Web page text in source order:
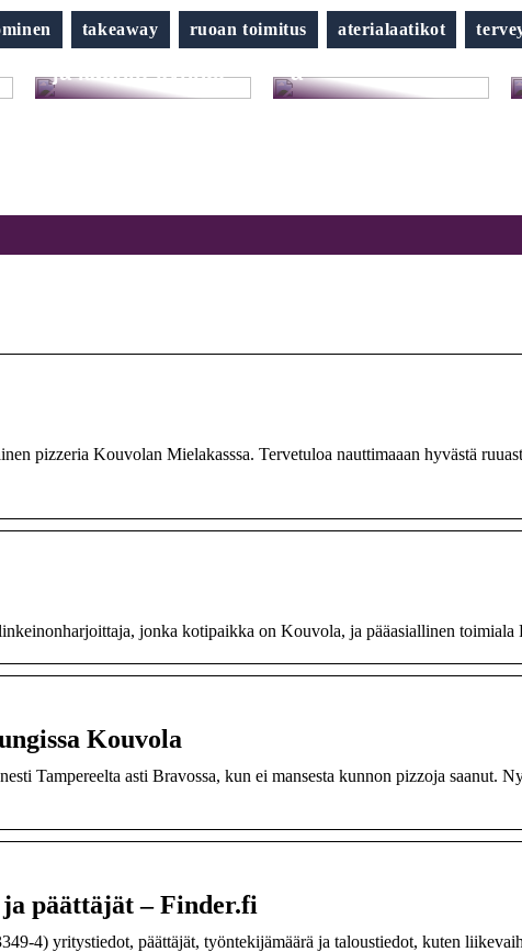
takeaway ruoan toimitus aterialaatikot
Näin saat terveet
ja kauniit kynnet
hiuksesi tänä
kesänä
suoristusraudall
a
pizzeria Kouvolan Mielakasssa. Tervetuloa nauttimaaan hyvästä
jonka kotipaikka on Kouvola, ja pääasiallinen toimiala
Kouvola
Tampereelta asti Bravossa, kun ei mansesta kunnon pizzoja saanut.
päättäjät – Finder.fi
4) yritystiedot, päättäjät, työntekijämäärä ja taloustiedot, kuten